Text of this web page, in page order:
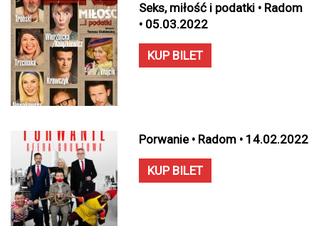
Seks, miłość i podatki • Radom
• 05.03.2022
KUP BILET
Porwanie • Radom • 14.02.2022
KUP BILET